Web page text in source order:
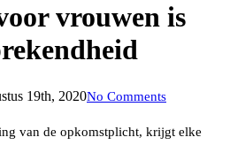
vrouwen is
19th, 2020No Comments
van de opkomstplicht, krijgt elke